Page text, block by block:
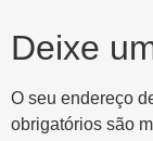
Deixe
O seu endereço
obrigatórios são